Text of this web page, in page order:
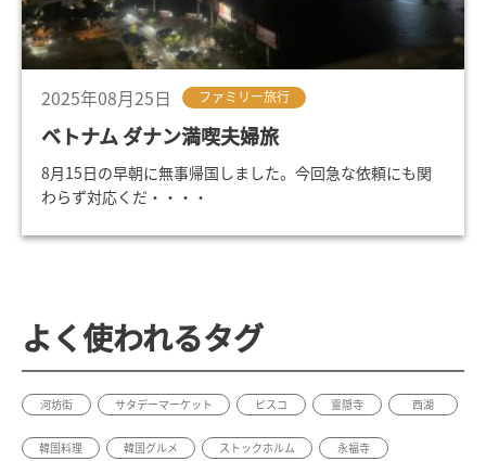
2025年08月25日 ファミリー旅行
ベトナム ダナン満喫夫婦旅
8月15日の早朝に無事帰国しました。今回急な依頼にも関
わらず対応くだ・・・・
よく使われるタグ
河坊街 サタデーマーケット ピスコ 霊隠寺 西湖
韓国料理 韓国グルメ ストックホルム 永福寺